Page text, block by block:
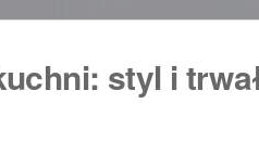
styl i